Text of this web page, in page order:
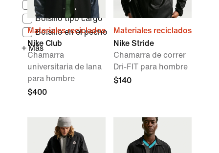
Bolsillo posterior
Bolsillo tipo cargo
Bolsillo en el pecho
+ Más
Materiales reciclados
Nike Club
Chamarra
universitaria de lana
para hombre
$400
Materiales reciclados
Nike Stride
Chamarra de correr
Dri-FIT para hombre
$140